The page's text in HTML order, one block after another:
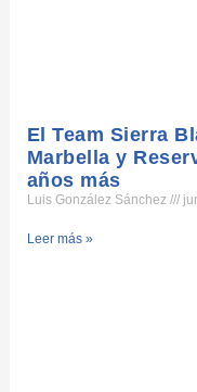
El Team Sierra
Marbella y
años más
Luis González Sánchez
Leer más »